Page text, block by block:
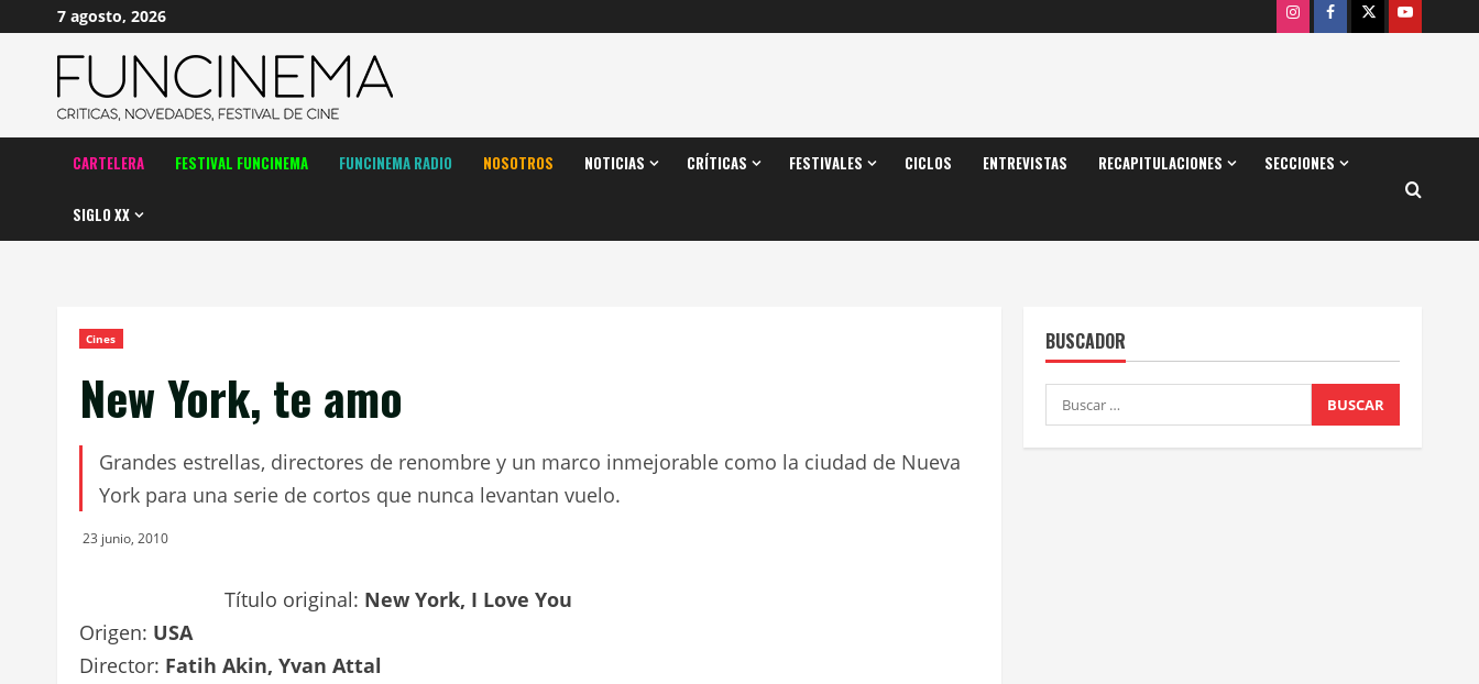
contenido
7 agosto, 2026 InstagramFacebook
X Youtube
CARTELERA FESTIVAL FUNCINEMA FUNCINEMA RADIO NOSOTROS NOTICIAS CRÍTICAS FESTIVALES CICLOS ENTREVISTAS RECAPITULACIONES SECCIONES
SIGLO XX
Cines
New York, te amo
Grandes estrellas, directores de renombre y un marco inmejorable como la ciudad de Nueva
York para una serie de cortos que nunca levantan vuelo.
23 junio, 2010
Título original: New York, I Love You
Origen: USA
Director: Fatih Akin, Yvan Attal
BUSCADOR
Buscar: